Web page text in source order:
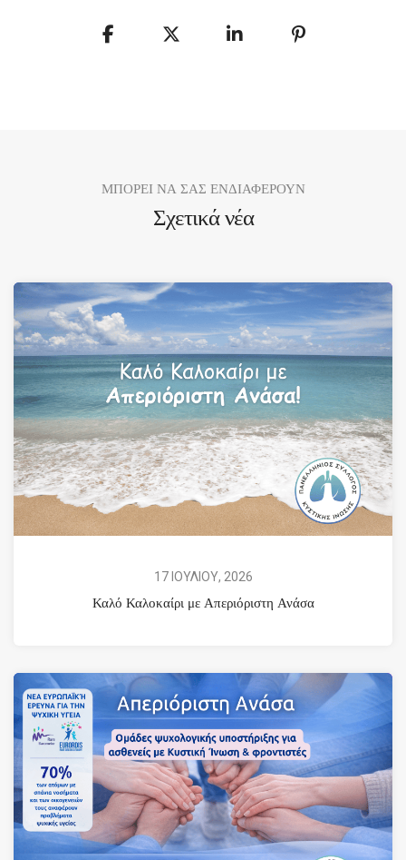
ΜΠΟΡΕΙ ΝΑ ΣΑΣ ΕΝΔΙΑΦΕΡΟΥΝ
Σχετικά νέα
17 ΙΟΥΛΙΟΥ, 2026
Καλό Καλοκαίρι με Απεριόριστη Ανάσα